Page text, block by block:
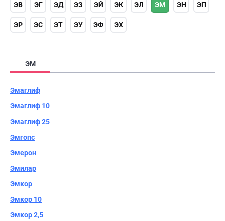
ЭВ ЭГ ЭД ЭЗ ЭЙ ЭК ЭЛ ЭМ ЭН ЭП
ЭР ЭС ЭТ ЭУ ЭФ ЭХ
ЭМ
Эмаглиф
Эмаглиф 10
Эмаглиф 25
Эмгопс
Эмерон
Эмилар
Эмкор
Эмкор 10
Эмкор 2,5